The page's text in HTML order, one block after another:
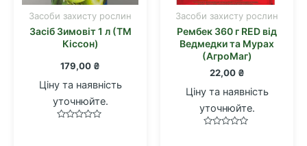
Засоби захисту рослин
Засіб Зимовіт 1 л (ТМ
Кіссон)
179,00 ₴
Ціну та наявність
уточнюйте.
Засоби захисту рослин
Рембек 360 г RED від
Ведмедки та Мурах
(АгроМаг)
22,00 ₴
Ціну та наявність
уточнюйте.